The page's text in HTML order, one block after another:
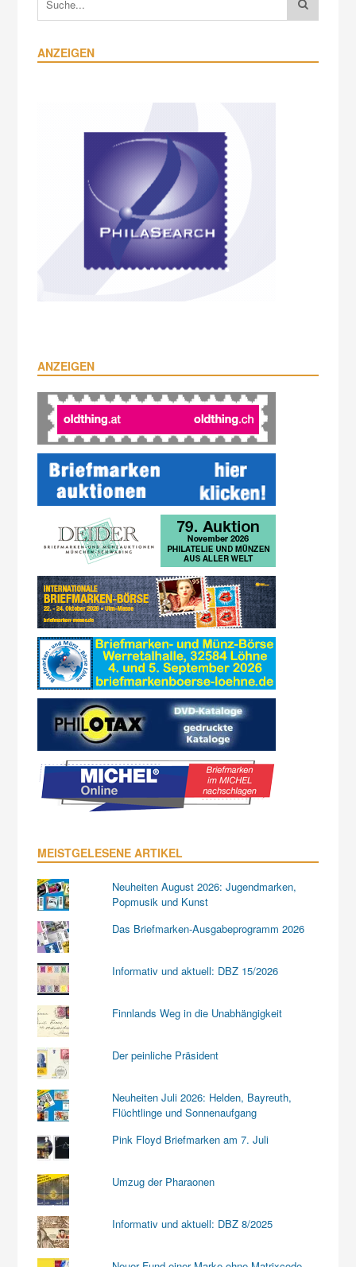
ANZEIGEN
ANZEIGEN
MEISTGELESENE ARTIKEL
Neuheiten August 2026: Jugendmarken,
Popmusik und Kunst
Das Briefmarken-Ausgabeprogramm 2026
Informativ und aktuell: DBZ 15/2026
Finnlands Weg in die Unabhängigkeit
Der peinliche Präsident
Neuheiten Juli 2026: Helden, Bayreuth,
Flüchtlinge und Sonnenaufgang
Pink Floyd Briefmarken am 7. Juli
Umzug der Pharaonen
Informativ und aktuell: DBZ 8/2025